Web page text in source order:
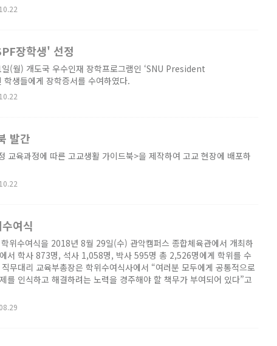
장학생' 선정
(월) 개도국 우수인재 장학프로그램인 ‘SNU President
생들에게 장학증서를 수여하였다.
발간
교육과정에 따른 고교생활 가이드북>을 제작하여 고교 현장에 배포하
여식
위수여식을 2018년 8월 29일(수) 관악캠퍼스 종합체육관에서 개최하
서 학사 873명, 석사 1,058명, 박사 595명 총 2,526명에게 학위를 수
무대리 교육부총장은 학위수여식사에서 “여러분 모두에게 공통적으로
를 인식하고 해결하려는 노력을 경주해야 할 책무가 부여되어 있다”고